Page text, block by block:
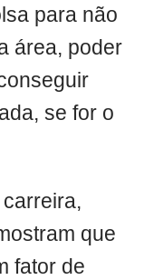
para não
área, poder
se for o
que
fator de